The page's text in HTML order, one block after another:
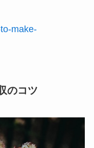
make-
のコツ